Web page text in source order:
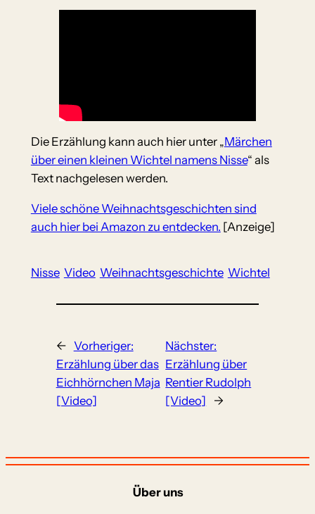
Die Erzählung kann auch hier unter „Märchen
über einen kleinen Wichtel namens Nisse“ als
Text nachgelesen werden.
Viele schöne Weihnachtsgeschichten sind
auch hier bei Amazon zu entdecken. [Anzeige]
Nisse Video Weihnachtsgeschichte Wichtel
← Vorheriger:
Erzählung über das
Eichhörnchen Maja
[Video]
Nächster:
Erzählung über
Rentier Rudolph
[Video]
→
Über uns